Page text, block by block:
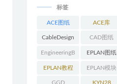
标签
ACE图纸 ACE库
CableDesign CAD图纸
EngineeringB
ase教程
EPLAN图纸
EPLAN教程 EPLAN模块
GGD KYN28